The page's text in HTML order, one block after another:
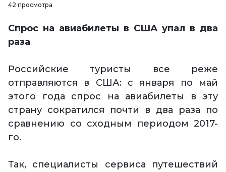
42 просмотра
Спрос на авиабилеты в США упал в два
раза
Российские туристы все реже
отправляются в США: с января по май
этого года спрос на авиабилеты в эту
страну сократился почти в два раза по
сравнению со сходным периодом 2017-
го.
Так, специалисты сервиса путешествий